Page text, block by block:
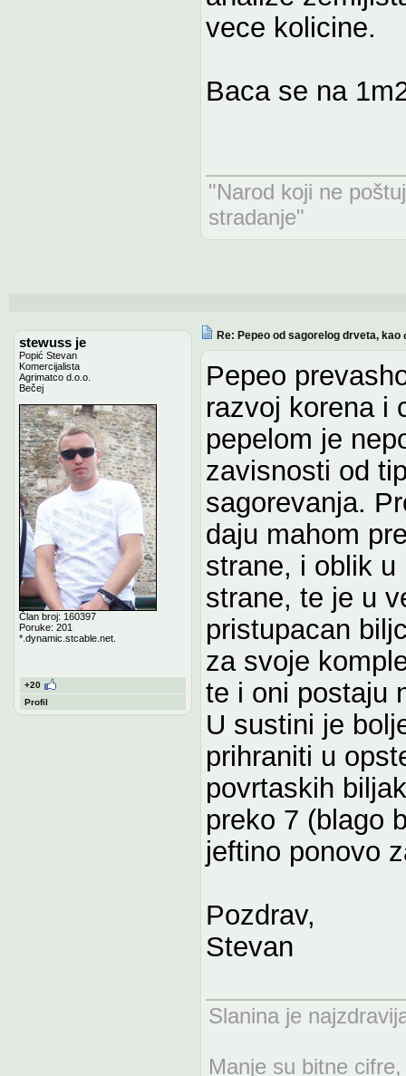
vece kolicine.
Baca se na
"Narod koji ne
stradanje"
stewuss je
Popić Stevan
Komercijalista
Agrimatco d.o.o.
Bečej
Član broj: 160397
Poruke: 201
*.dynamic.stcable.net.
+20
Profil
Re: Pepeo od sagorelog drveta, kao
Pepeo
razvoj korena i
pepelom je
zavisnosti od
sagorevanja.
daju mahom
strane, i oblik
strane, te je u
pristupacan
za svoje
te i oni postaju
U sustini je
prihraniti u
povrtaskih
preko 7 (blago
jeftino ponovo
Pozdrav,
Stevan
Slanina je
Manje su bitne